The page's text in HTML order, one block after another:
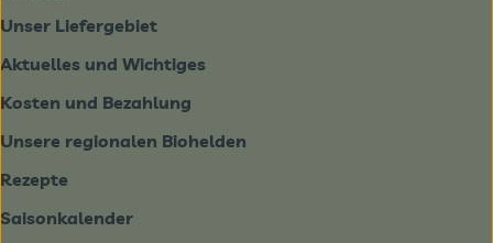
Unser Liefergebiet
Aktuelles und Wichtiges
Kosten und Bezahlung
Unsere regionalen Biohelden
Rezepte
Saisonkalender